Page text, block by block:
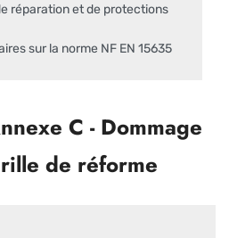
réparation et de protections
sur la norme NF EN 15635
C - Dommage
de réforme